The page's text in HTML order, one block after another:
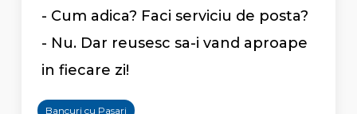
- Cum adica? Faci serviciu de posta?
- Nu. Dar reusesc sa-i vand aproape
in fiecare zi!
Bancuri cu Pasari